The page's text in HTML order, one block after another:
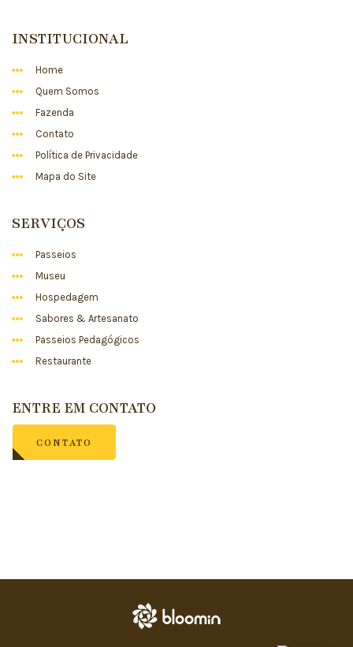
INSTITUCIONAL
Home
Quem Somos
Fazenda
Contato
Política de Privacidade
Mapa do Site
SERVIÇOS
Passeios
Museu
Hospedagem
Sabores & Artesanato
Passeios Pedagógicos
Restaurante
ENTRE EM CONTATO
CONTATO